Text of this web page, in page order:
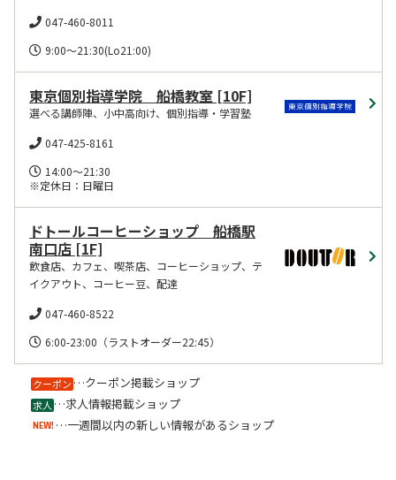
047-460-8011
東京個別指導学院 船橋教室 [10F]
選べる講師陣、小中高向け、個別指導・学習塾
047-425-8161
14:00～21:30
※定休日：日曜日
ドトールコーヒーショップ 船橋駅
南口店 [1F]
飲食店、カフェ、喫茶店、コーヒーショップ、テ
イクアウト、コーヒー豆、配達
047-460-8522
6:00-23:00（ラストオーダー22:45）
クーポン …クーポン掲載ショップ
求人 …求人情報掲載ショップ
NEW! …一週間以内の新しい情報があるショップ